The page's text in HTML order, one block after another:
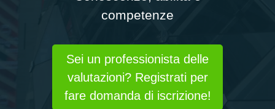
competenze
Sei un professionista delle
valutazioni? Registrati per
fare domanda di iscrizione!